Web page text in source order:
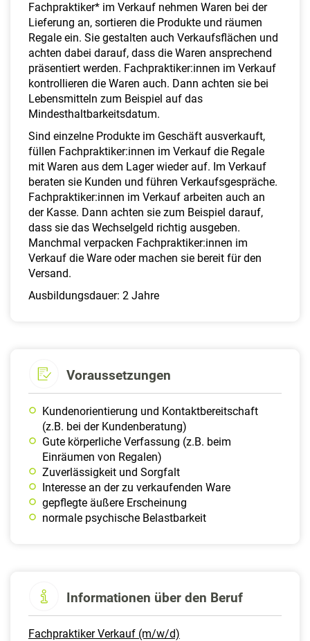
Fachpraktiker* im Verkauf nehmen Waren bei der
Lieferung an, sortieren die Produkte und räumen
Regale ein. Sie gestalten auch Verkaufsflächen und
achten dabei darauf, dass die Waren ansprechend
präsentiert werden. Fachpraktiker:innen im Verkauf
kontrollieren die Waren auch. Dann achten sie bei
Lebensmitteln zum Beispiel auf das
Mindesthaltbarkeitsdatum.
Sind einzelne Produkte im Geschäft ausverkauft,
füllen Fachpraktiker:innen im Verkauf die Regale
mit Waren aus dem Lager wieder auf. Im Verkauf
beraten sie Kunden und führen Verkaufsgespräche.
Fachpraktiker:innen im Verkauf arbeiten auch an
der Kasse. Dann achten sie zum Beispiel darauf,
dass sie das Wechselgeld richtig ausgeben.
Manchmal verpacken Fachpraktiker:innen im
Verkauf die Ware oder machen sie bereit für den
Versand.
Ausbildungsdauer: 2 Jahre
Voraussetzungen
Kundenorientierung und Kontaktbereitschaft
(z.B. bei der Kundenberatung)
Gute körperliche Verfassung (z.B. beim
Einräumen von Regalen)
Zuverlässigkeit und Sorgfalt
Interesse an der zu verkaufenden Ware
gepflegte äußere Erscheinung
normale psychische Belastbarkeit
Informationen über den Beruf
Fachpraktiker Verkauf (m/w/d)